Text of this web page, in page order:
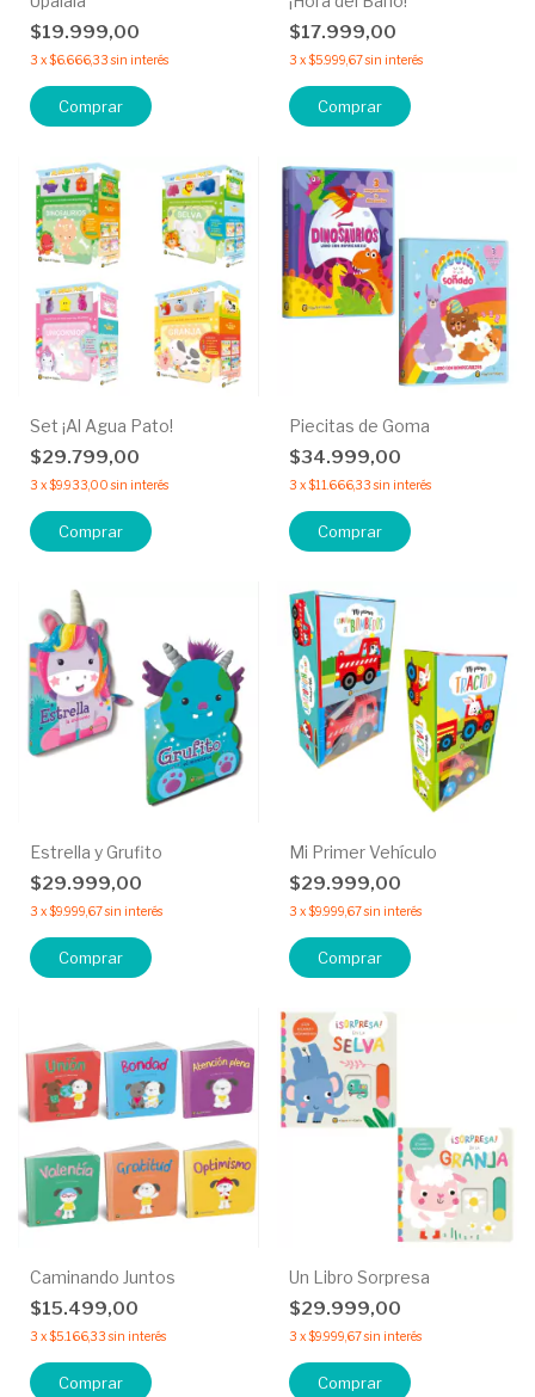
$19.999,00
3 x$6.666,33 sin interés
Comprar
$17.999,00
3 x$5.999,67sin interés
Comprar
Set ¡Al Agua Pato!
$29.799,00
3 x$9.933,00 sin interés
Comprar
Piecitas de Goma
$34.999,00
3 x$11.666,33 sin interés
Comprar
Estrella y Grufito
$29.999,00
3 x$9.999,67sin interés
Comprar
Mi Primer Vehículo
$29.999,00
3 x$9.999,67sin interés
Comprar
Caminando Juntos
$15.499,00
3 x$5.166,33 sin interés
Comprar
Un Libro Sorpresa
$29.999,00
3 x$9.999,67sin interés
Comprar